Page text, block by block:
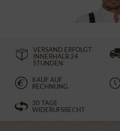
44,90 €
VERSAND ERFOLGT
INNERHALB 24
STUNDEN
KAUF AUF
RECHNUNG
30 TAGE
WIDERUFSRECHT